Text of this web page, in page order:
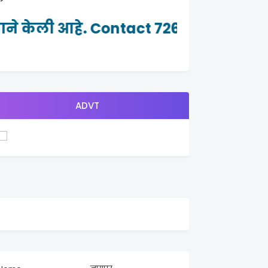
आहे. Contact 7264982465
ADVT